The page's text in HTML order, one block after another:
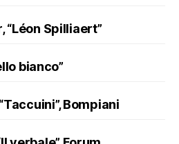
“Léon Spilliaert”
bianco”
Bompiani